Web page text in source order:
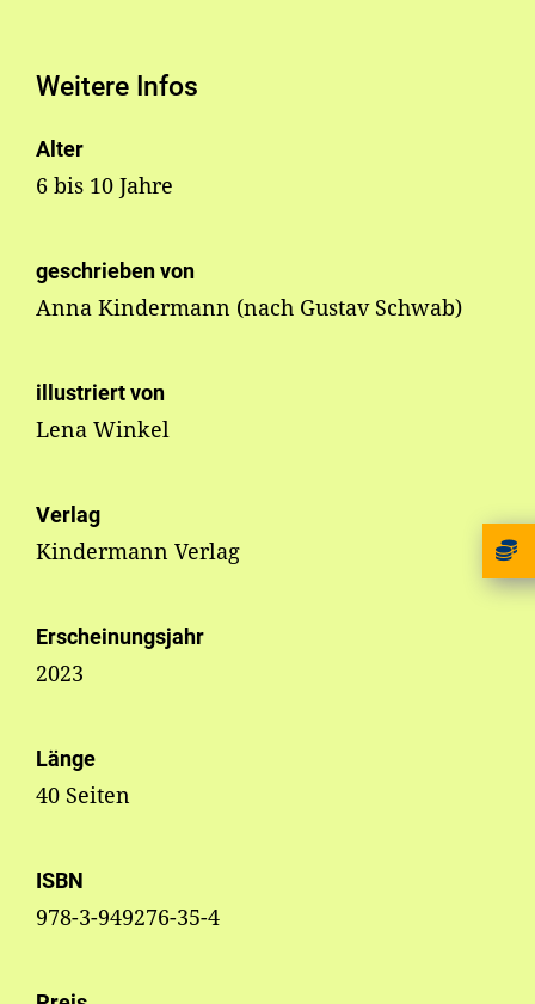
Weitere Infos
Alter
6 bis 10 Jahre
geschrieben von
Anna Kindermann (nach Gustav Schwab)
illustriert von
Lena Winkel
Verlag
Kindermann Verlag
Erscheinungsjahr
2023
Länge
40 Seiten
ISBN
978-3-949276-35-4